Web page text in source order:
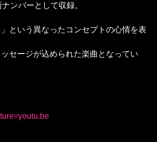
ンバーとして収録。
という異なったコンセプトの心情を表
セージが込められた楽曲となってい